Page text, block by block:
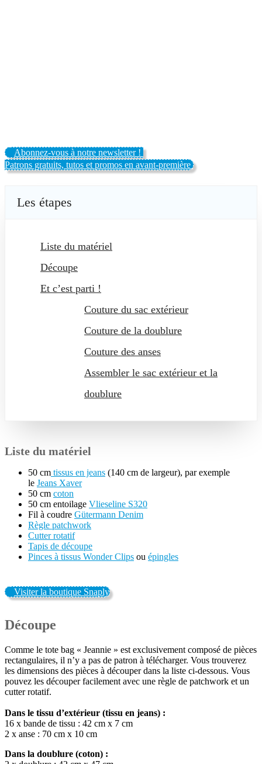
Abonnez-vous à notre newsletter !
Patrons gratuits, tutos et promos en avant-première
Les étapes
Liste du matériel
Découpe
Et c’est parti !
Couture du sac extérieur
Couture de la doublure
Couture des anses
Assembler le sac extérieur et la
doublure
Liste du matériel
50 cm tissus en jeans (140 cm de largeur), par exemple
le Jeans Xaver
50 cm coton
50 cm entoilage Vlieseline S320
Fil à coudre Gütermann Denim
Règle patchwork
Cutter rotatif
Tapis de découpe
Pinces à tissus Wonder Clips ou épingles
Visiter la boutique Snaply
Découpe
Comme le tote bag « Jeannie » est exclusivement composé de pièces
rectangulaires, il n’y a pas de patron à télécharger. Vous trouverez
les dimensions des pièces à découper dans la liste ci-dessous. Vous
pouvez les découper facilement avec une règle de patchwork et un
cutter rotatif.
Dans le tissu d’extérieur (tissu en jeans) :
16 x bande de tissu : 42 cm x 7 cm
2 x anse : 70 cm x 10 cm
Dans la doublure (coton) :